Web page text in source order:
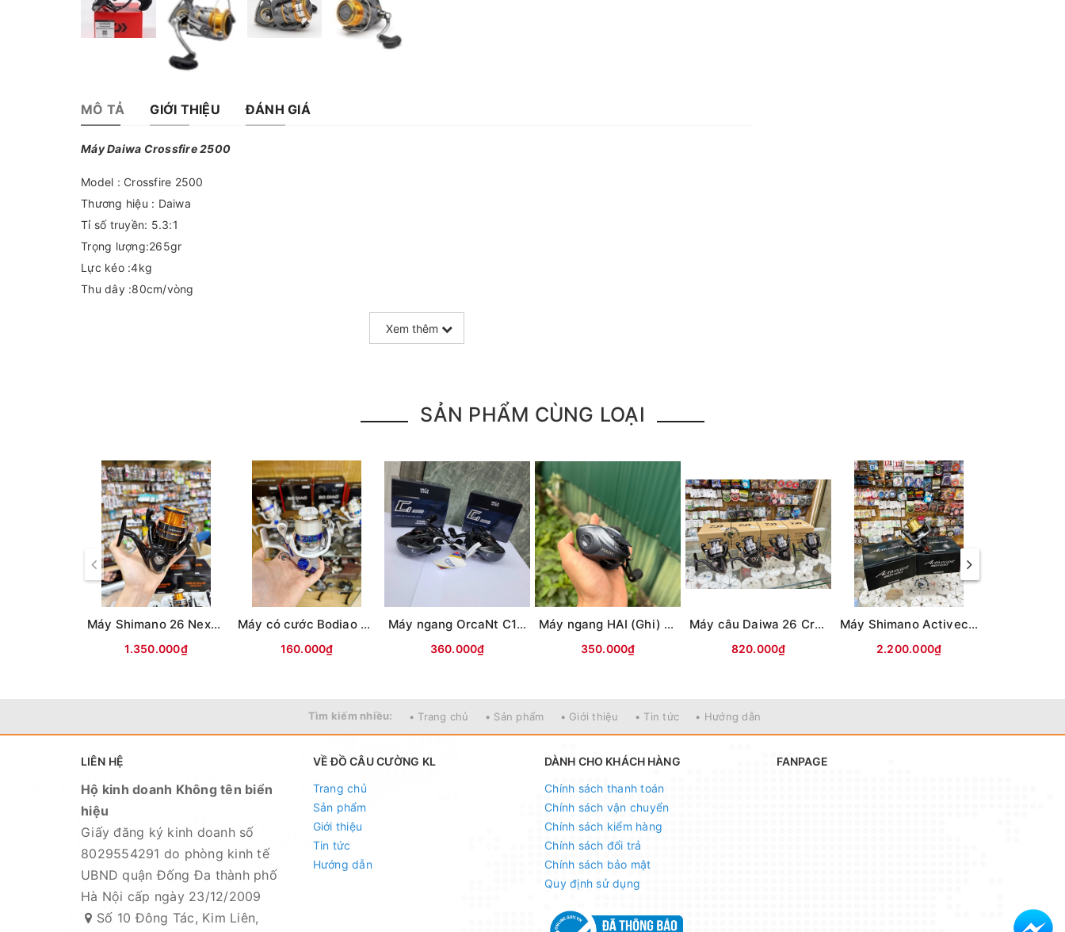
MÔ TẢ GIỚI THIỆU ĐÁNH GIÁ
Máy Daiwa Crossfire 2500
Model : Crossfire 2500
Thương hiệu : Daiwa
Tỉ số truyền: 5.3:1
Trọng lượng:265gr
Lực kéo :4kg
Thu dây :80cm/vòng
Trọng lượng: 390g
Tốc độ vòng tua: 5.3:1
Máy chạy 2 bill
Xem thêm
SẢN PHẨM CÙNG LOẠI
Máy Shimano 26 Nexave Đen cam(hộp Đen)
1.350.000₫
Máy có cước Bodiao NT (Bạc)
160.000₫
Máy ngang OrcaNt C1 (Ghi đen) (tay trái)
360.000₫
Máy ngang HAI (Ghi) có tiếng DragClick (tay trái)
350.000₫
Máy câu Daiwa 26 Crossfire LT (Hộp be vàng)
820.000₫
Máy Shimano Activecast SD1120
2.200.000₫
Tìm kiếm nhiều: • Trang chủ • Sản phẩm • Giới thiệu • Tin tức • Hướng dẫn
LIÊN HỆ
Hộ kinh doanh Không tên biển
hiệu
Giấy đăng ký kinh doanh số
8029554291 do phòng kinh tế
UBND quận Đống Đa thành phố
Hà Nội cấp ngày 23/12/2009
Số 10 Đông Tác, Kim Liên,
VỀ ĐỒ CÂU CƯỜNG KL
Trang chủ
Sản phẩm
Giới thiệu
Tin tức
Hướng dẫn
DÀNH CHO KHÁCH HÀNG
Chính sách thanh toán
Chính sách vận chuyển
Chính sách kiểm hàng
Chính sách đổi trả
Chính sách bảo mật
Quy định sử dụng
FANPAGE